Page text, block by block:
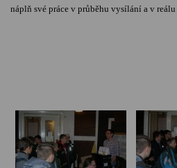
náplň své práce v průběhu vysílání a v